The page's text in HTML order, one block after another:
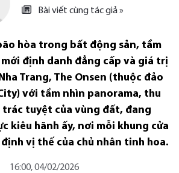
Bài viết cùng tác giả »
hòa trong bất động sản, tầm
định danh đẳng cấp và giá trị
Trang, The Onsen (thuộc đảo
với tầm nhìn panorama, thu
tuyệt của vùng đất, đang
kiêu hãnh ấy, nơi mỗi khung cửa
vị thế của chủ nhân tinh hoa.
16:00, 04/02/2026